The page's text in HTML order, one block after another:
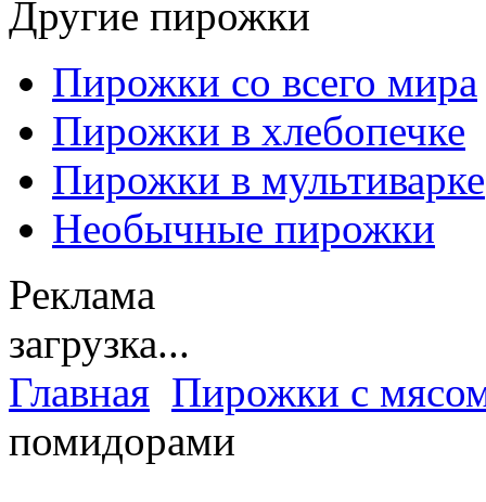
Другие пирожки
Пирожки со всего мира
Пирожки в хлебопечке
Пирожки в мультиварке
Необычные пирожки
Реклама
загрузка...
Главная Пирожки с
помидорами